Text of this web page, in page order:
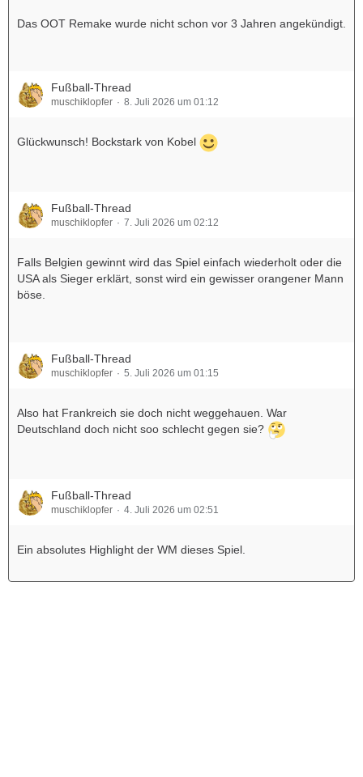
Das OOT Remake wurde nicht schon vor 3 Jahren angekündigt.
Fußball-Thread
muschiklopfer 8. Juli 2026 um 01:12
Glückwunsch! Bockstark von Kobel
Fußball-Thread
muschiklopfer 7. Juli 2026 um 02:12
Falls Belgien gewinnt wird das Spiel einfach wiederholt oder die
USA als Sieger erklärt, sonst wird ein gewisser orangener Mann
böse.
Fußball-Thread
muschiklopfer 5. Juli 2026 um 01:15
Also hat Frankreich sie doch nicht weggehauen. War
Deutschland doch nicht soo schlecht gegen sie?
Fußball-Thread
muschiklopfer 4. Juli 2026 um 02:51
Ein absolutes Highlight der WM dieses Spiel.